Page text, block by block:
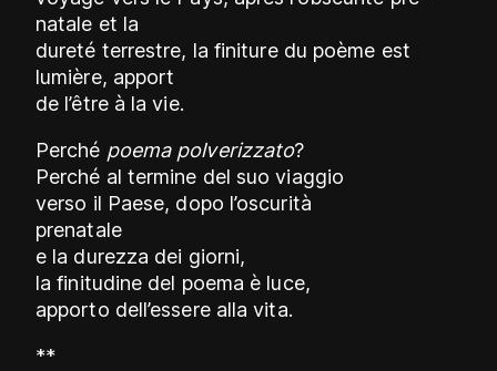
natale et la
dureté terrestre, la finiture du poème est
lumière, apport
de l’être à la vie.
Perché poema polverizzato?
Perché al termine del suo viaggio
verso il Paese, dopo l’oscurità
prenatale
e la durezza dei giorni,
la finitudine del poema è luce,
apporto dell’essere alla vita.
**